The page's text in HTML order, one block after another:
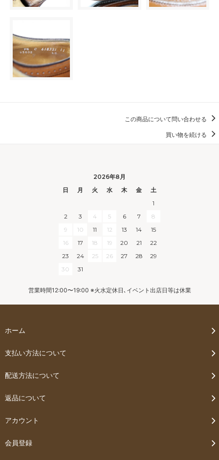
この商品について問い合わせる
買い物を続ける
2026年8月
日
月 火 水 木 金
土
1
2
3 4 5 6 7
8
9
10 11 12 13 14
15
16
17 18 19 20 21
22
23
24 25 26 27 28
29
30
31
営業時間12:00〜19:00 ※火水定休日､イベント出店日等は休業
ホーム
支払い方法について
配送方法について
返品について
アカウント
会員登録